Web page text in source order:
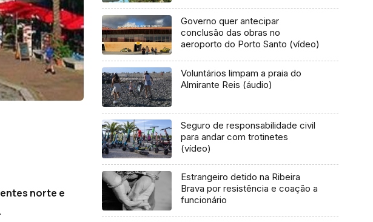
norte e
Governo quer antecipar
conclusão das obras no
aeroporto do Porto Santo (vídeo)
Voluntários limpam a praia do
Almirante Reis (áudio)
Seguro de responsabilidade civil
para andar com trotinetes
(vídeo)
Estrangeiro detido na Ribeira
Brava por resistência e coação a
funcionário